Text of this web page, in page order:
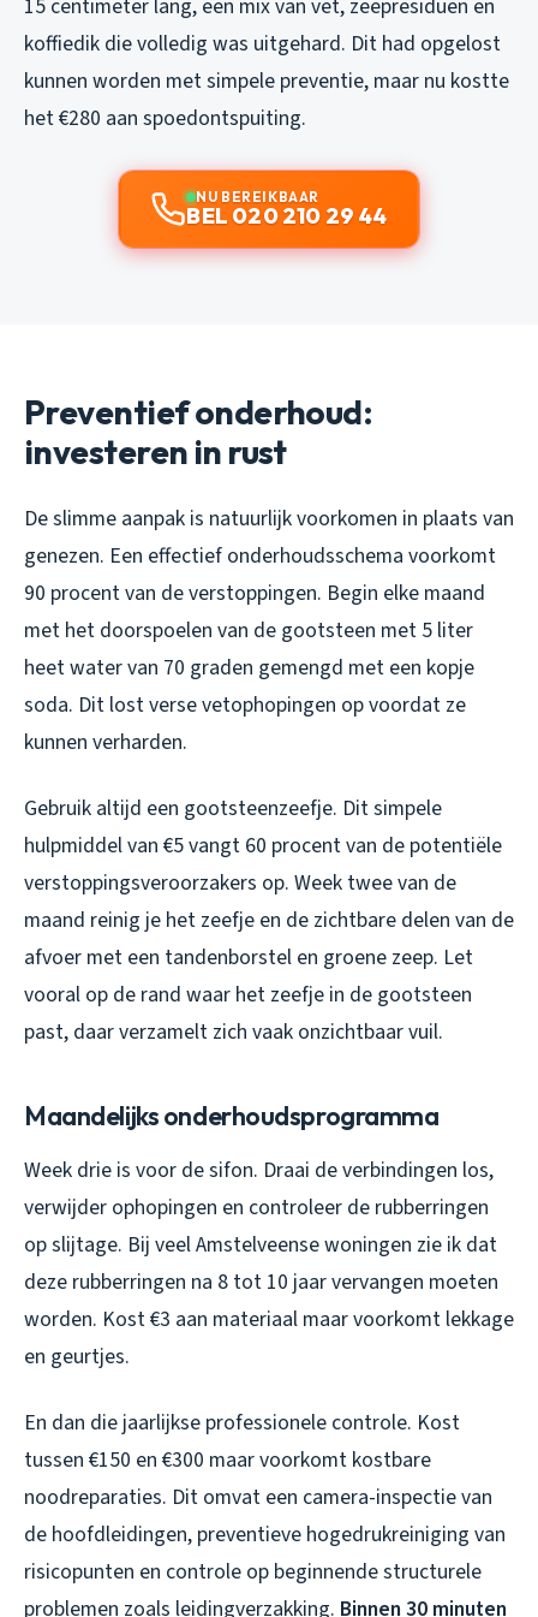
15 centimeter lang, een mix van vet, zeepresiduen en
koffiedik die volledig was uitgehard. Dit had opgelost
kunnen worden met simpele preventie, maar nu kostte
het €280 aan spoedontspuiting.
NU BEREIKBAAR
BEL 020 210 29 44
Preventief onderhoud:
investeren in rust
De slimme aanpak is natuurlijk voorkomen in plaats van
genezen. Een effectief onderhoudsschema voorkomt
90 procent van de verstoppingen. Begin elke maand
met het doorspoelen van de gootsteen met 5 liter
heet water van 70 graden gemengd met een kopje
soda. Dit lost verse vetophopingen op voordat ze
kunnen verharden.
Gebruik altijd een gootsteenzeefje. Dit simpele
hulpmiddel van €5 vangt 60 procent van de potentiële
verstoppingsveroorzakers op. Week twee van de
maand reinig je het zeefje en de zichtbare delen van de
afvoer met een tandenborstel en groene zeep. Let
vooral op de rand waar het zeefje in de gootsteen
past, daar verzamelt zich vaak onzichtbaar vuil.
Maandelijks onderhoudsprogramma
Week drie is voor de sifon. Draai de verbindingen los,
verwijder ophopingen en controleer de rubberringen
op slijtage. Bij veel Amstelveense woningen zie ik dat
deze rubberringen na 8 tot 10 jaar vervangen moeten
worden. Kost €3 aan materiaal maar voorkomt lekkage
en geurtjes.
En dan die jaarlijkse professionele controle. Kost
tussen €150 en €300 maar voorkomt kostbare
noodreparaties. Dit omvat een camera-inspectie van
de hoofdleidingen, preventieve hogedrukreiniging van
risicopunten en controle op beginnende structurele
problemen zoals leidingverzakking. Binnen 30 minuten